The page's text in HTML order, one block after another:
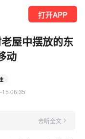
打开APP
屋中摆放的东
动
15 06:35
去听全文